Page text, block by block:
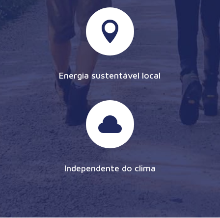

Energia sustentável local

Independente do clima